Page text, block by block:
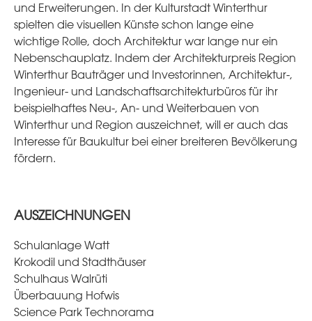
und Erweiterungen. In der Kulturstadt Winterthur
spielten die visuellen Künste schon lange eine
wichtige Rolle, doch Architektur war lange nur ein
Nebenschauplatz. Indem der Architekturpreis Region
Winterthur Bauträger und Investorinnen, Architektur-,
Ingenieur- und Landschaftsarchitekturbüros für ihr
beispielhaftes Neu-, An- und Weiterbauen von
Winterthur und Region auszeichnet, will er auch das
Interesse für Baukultur bei einer breiteren Bevölkerung
fördern.
AUSZEICHNUNGEN
Schulanlage Watt
Krokodil und Stadthäuser
Schulhaus Walrüti
Überbauung Hofwis
Science Park Technorama